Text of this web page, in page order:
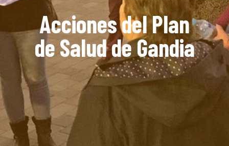
Acciones del Plan
de Salud de Gandia